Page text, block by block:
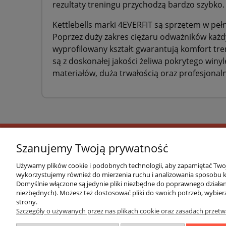
rezultaty treningu przychodzą bardzo
Kettlebells marki 4EVERFIT są sprzętem w
Poprzez duży zakres ciężaru odważników
wyprofilowany kształt gwarantują komfort
są z doskonałej jakości żeliwa pokrytego
materiałów, duża trwałością oraz
O FIRMIE
Marka 4EVERFIT zadebiutowała na rynku
oraz aktywnej rehabilitacji, łączące w sobie
sportu bądź rekonwalescencji pourazowej.
Szanujemy Twoją prywatność
Używamy plików cookie i podobnych technologii, aby zapamiętać
wykorzystujemy również do mierzenia ruchu i analizowania sposobu
Domyślnie włączone są jedynie pliki niezbędne do poprawnego
niezbędnych). Możesz też dostosować pliki do swoich potrzeb,
strony.
Szczegóły o używanych przez nas plikach cookie oraz zasadach